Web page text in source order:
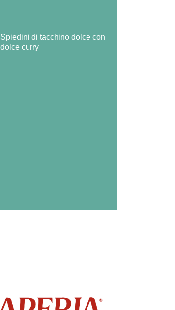
Spiedini di tacchino dolce con
dolce curry